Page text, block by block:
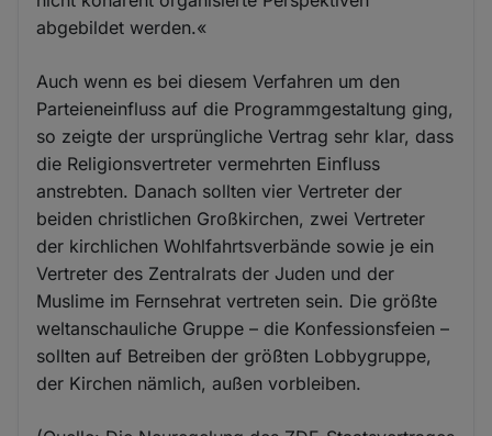
abgebildet werden.«
Auch wenn es bei diesem Verfahren um den
Parteieneinfluss auf die Programmgestaltung ging,
so zeigte der ursprüngliche Vertrag sehr klar, dass
die Religionsvertreter vermehrten Einfluss
anstrebten. Danach sollten vier Vertreter der
beiden christlichen Großkirchen, zwei Vertreter
der kirchlichen Wohlfahrtsverbände sowie je ein
Vertreter des Zentralrats der Juden und der
Muslime im Fernsehrat vertreten sein. Die größte
weltanschauliche Gruppe – die Konfessionsfeien –
sollten auf Betreiben der größten Lobbygruppe,
der Kirchen nämlich, außen vorbleiben.